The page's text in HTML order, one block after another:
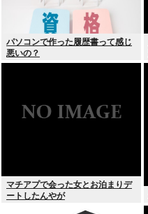
パソコンで作った履歴書って感じ
悪いの？
マチアプで会った女とお泊まりデ
ートしたんやが